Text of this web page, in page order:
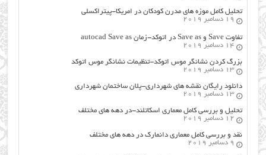
تحلیل کامل موزه های مدرن کودکان در امریکا-پیتراکسلی
19 دسامبر 2019
تفاوت Save و Save as در اتوکد-زمان autocad Save as
14 دسامبر 2019
بزرگ کردن نشانگر موس اتوکد-تنظیمات نشانگر موس اتوکد
13 دسامبر 2019
دانلود رایگان نقشه های شهرداری-پلان ساختمان شهرداری
13 دسامبر 2019
تحلیل و بررسی کامل معماری اسکاتلند-در دهه های مختلف
12 دسامبر 2019
نقد و بررسی کامل معماری دانمارک در دهه های مختلف
9 دسامبر 2019